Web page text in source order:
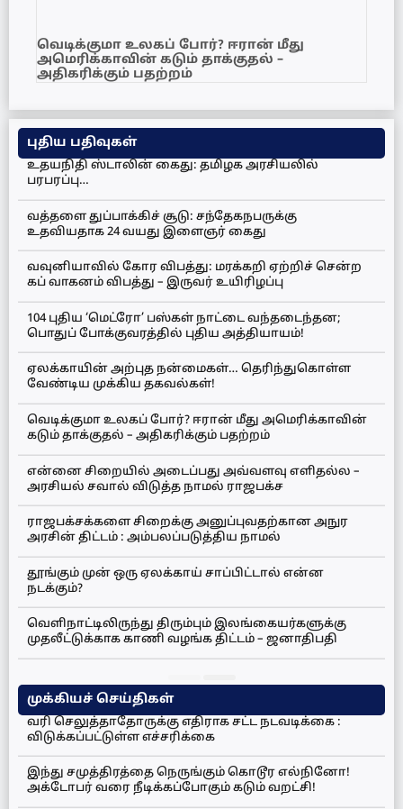
வெடிக்குமா உலகப் போர்? ஈரான் மீது
அமெரிக்காவின் கடும் தாக்குதல் –
அதிகரிக்கும் பதற்றம்
புதிய பதிவுகள்
உதயநிதி ஸ்டாலின் கைது: தமிழக அரசியலில்
பரபரப்பு…
வத்தளை துப்பாக்கிச் சூடு: சந்தேகநபருக்கு
உதவியதாக 24 வயது இளைஞர் கைது
வவுனியாவில் கோர விபத்து: மரக்கறி ஏற்றிச் சென்ற
கப் வாகனம் விபத்து – இருவர் உயிரிழப்பு
104 புதிய ‘மெட்ரோ’ பஸ்கள் நாட்டை வந்தடைந்தன;
பொதுப் போக்குவரத்தில் புதிய அத்தியாயம்!
ஏலக்காயின் அற்புத நன்மைகள்… தெரிந்துகொள்ள
வேண்டிய முக்கிய தகவல்கள்!
வெடிக்குமா உலகப் போர்? ஈரான் மீது அமெரிக்காவின்
கடும் தாக்குதல் – அதிகரிக்கும் பதற்றம்
என்னை சிறையில் அடைப்பது அவ்வளவு எளிதல்ல –
அரசியல் சவால் விடுத்த நாமல் ராஜபக்ச
ராஜபக்சக்களை சிறைக்கு அனுப்புவதற்கான அநுர
அரசின் திட்டம் : அம்பலப்படுத்திய நாமல்
தூங்கும் முன் ஒரு ஏலக்காய் சாப்பிட்டால் என்ன
நடக்கும்?
வெளிநாட்டிலிருந்து திரும்பும் இலங்கையர்களுக்கு
முதலீட்டுக்காக காணி வழங்க திட்டம் – ஜனாதிபதி
முக்கியச் செய்திகள்
வரி செலுத்தாதோருக்கு எதிராக சட்ட நடவடிக்கை :
விடுக்கப்பட்டுள்ள எச்சரிக்கை
இந்து சமுத்திரத்தை நெருங்கும் கொடூர எல்நினோ!
அக்டோபர் வரை நீடிக்கப்போகும் கடும் வறட்சி!